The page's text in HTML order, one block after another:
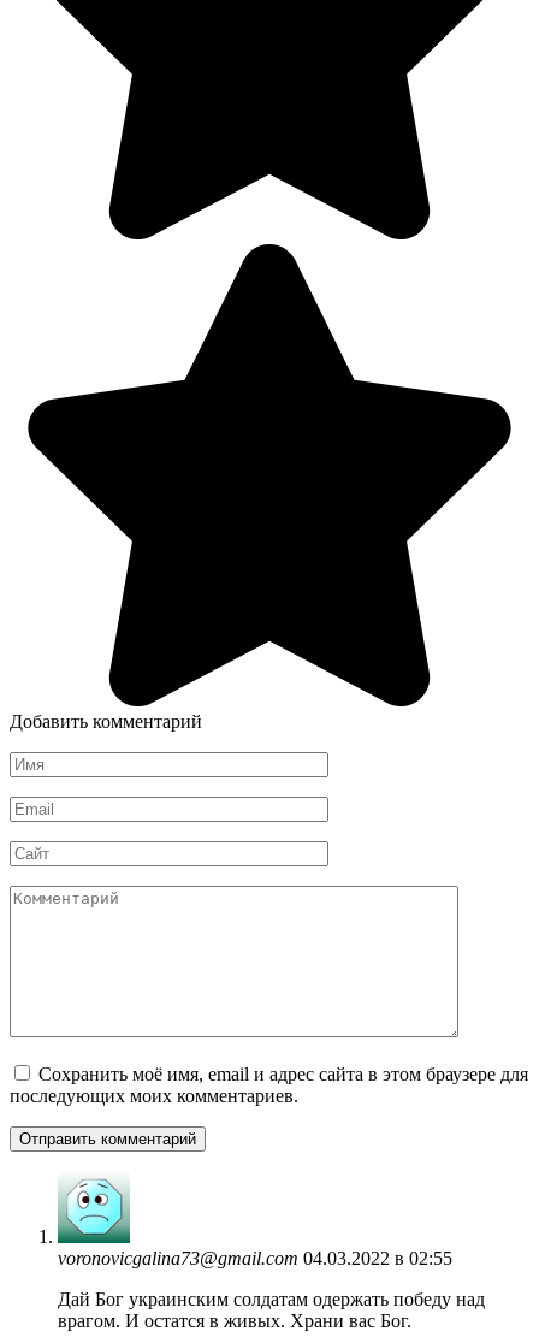
Добавить комментарий
Имя
*
Email
*
Сайт
Комментарий
Сохранить моё имя, email и адрес сайта в этом браузере для
последующих моих комментариев.
voronovicgalina73@gmail.com 04.03.2022 в 02:55
Дай Бог украинским солдатам одержать победу над
врагом. И остатся в живых. Храни вас Бог.